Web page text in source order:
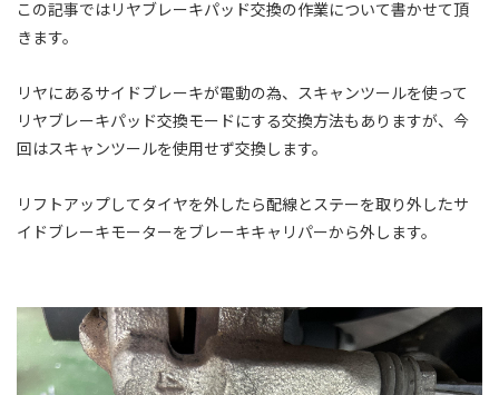
この記事ではリヤブレーキパッド交換の作業について書かせて頂
きます。
リヤにあるサイドブレーキが電動の為、スキャンツールを使って
リヤブレーキパッド交換モードにする交換方法もありますが、今
回はスキャンツールを使用せず交換します。
リフトアップしてタイヤを外したら配線とステーを取り外したサ
イドブレーキモーターをブレーキキャリパーから外します。